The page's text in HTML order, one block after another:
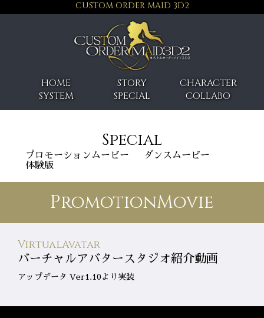
CUSTOM ORDER MAID 3D2
HOME STORY
CHARACTER
SYSTEM
SPECIAL COLLABO
Special
プロモーションムービー
ダンスムービー
体験版
PromotionMovie
VirtualAvatar
バーチャルアバタースタジオ紹介動画
アップデータ Ver1.10より実装